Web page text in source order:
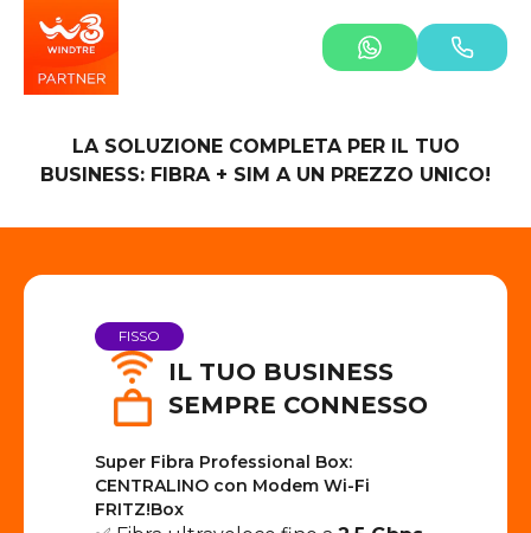
LA SOLUZIONE COMPLETA PER IL TUO
BUSINESS: FIBRA + SIM A UN PREZZO UNICO!
FISSO
IL TUO BUSINESS
SEMPRE CONNESSO
Super Fibra Professional Box:
CENTRALINO con Modem Wi-Fi
FRITZ!Box